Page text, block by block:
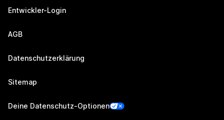
Entwickler-Login
AGB
Datenschutzerklärung
Sitemap
Deine Datenschutz-Optionen